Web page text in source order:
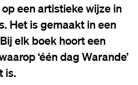
een artistieke wijze in
Het is gemaakt in een
elk boek hoort een
‘één dag Warande’
is.